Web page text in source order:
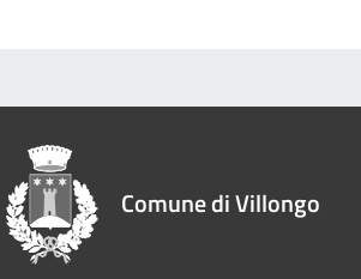
Comune di Villongo